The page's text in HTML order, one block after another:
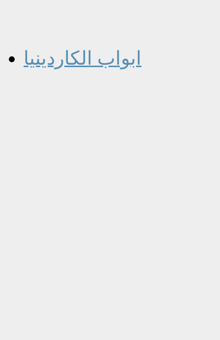
ابواب الكاردينيا